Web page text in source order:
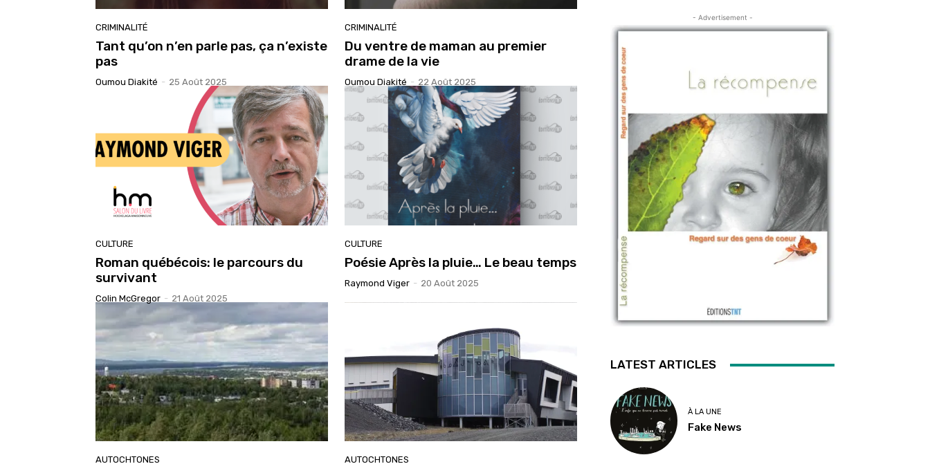
CRIMINALITÉ
Tant qu’on n’en parle pas, ça n’existe
pas
Oumou Diakité - 25 Août 2025
CRIMINALITÉ
Du ventre de maman au premier
drame de la vie
Oumou Diakité - 22 Août 2025
CULTURE
Roman québécois: le parcours du
survivant
Colin McGregor - 21 Août 2025
CULTURE
Poésie Après la pluie… Le beau temps
Raymond Viger - 20 Août 2025
AUTOCHTONES AUTOCHTONES
- Advertisement -
LATEST ARTICLES
À LA UNE
Fake News